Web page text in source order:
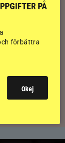
PÅ
förbättra
Okej